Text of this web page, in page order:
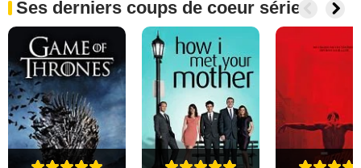
Ses derniers coups de coeur séries